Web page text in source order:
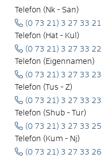
Telefon (Nk - San)
(0 73 21) 3 27 33 21
Telefon (Hat - Kul)
(0 73 21) 3 27 33 22
Telefon (Eigennamen)
(0 73 21) 3 27 33 23
Telefon (Tus - Z)
(0 73 21) 3 27 33 23
Telefon (Shub - Tur)
(0 73 21) 3 27 33 25
Telefon (Kum - Nj)
(0 73 21) 3 27 33 26